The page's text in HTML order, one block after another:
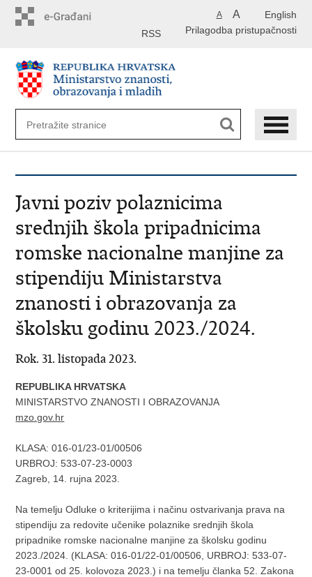
English
A A
Prilagodba pristupačnosti
RSS
Javni poziv polaznicima
srednjih škola pripadnicima
romske nacionalne manjine za
stipendiju Ministarstva
znanosti i obrazovanja za
školsku godinu 2023./2024.
Rok. 31. listopada 2023.
REPUBLIKA HRVATSKA
MINISTARSTVO ZNANOSTI I OBRAZOVANJA
mzo.gov.hr
KLASA: 016-01/23-01/00506
URBROJ: 533-07-23-0003
Zagreb, 14. rujna 2023.
Na temelju Odluke o kriterijima i načinu ostvarivanja prava na
stipendiju za redovite učenike polaznike srednjih škola
pripadnike romske nacionalne manjine za školsku godinu
2023./2024. (KLASA: 016-01/22-01/00506, URBROJ: 533-07-
23-0001 od 25. kolovoza 2023.) i na temelju članka 52. Zakona